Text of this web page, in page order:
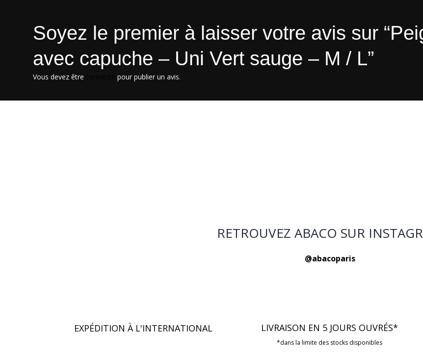
Soyez le premier à laisser votre avis sur
avec capuche – Uni Vert sauge – M / L”
Vous devez être pour publier un avis.
RETROUVEZ ABACO SUR
@abacoparis
EXPÉDITION À L'INTERNATIONAL LIVRAISON EN 5 JOURS OUVRÉS*
*dans la limite des stocks disponibles